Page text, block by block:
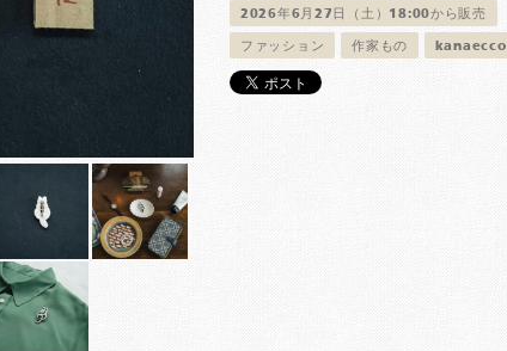
2026年6月27日（土）18:00から販売
ファッション 作家もの kanaecco